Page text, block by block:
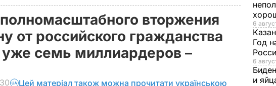
вторжения
от российского гражданства
уже семь миллиардеров –
Цей матеріал також можна прочитати українською
6
Год
6
и